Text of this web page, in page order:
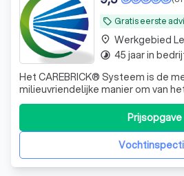
local_offer Gratis eerste
Het CAREBRICK® Systeem is de
milieuvriendelijke manier om van
te komen. CAREBRICK® is een vochtregulerend systeem
dat bestaat uit een element en een
Door middel van de natuurlijke
verdampingsproces plaats. Me
Prijsopgave
place Werkgebied
timelapse 45 jaar in